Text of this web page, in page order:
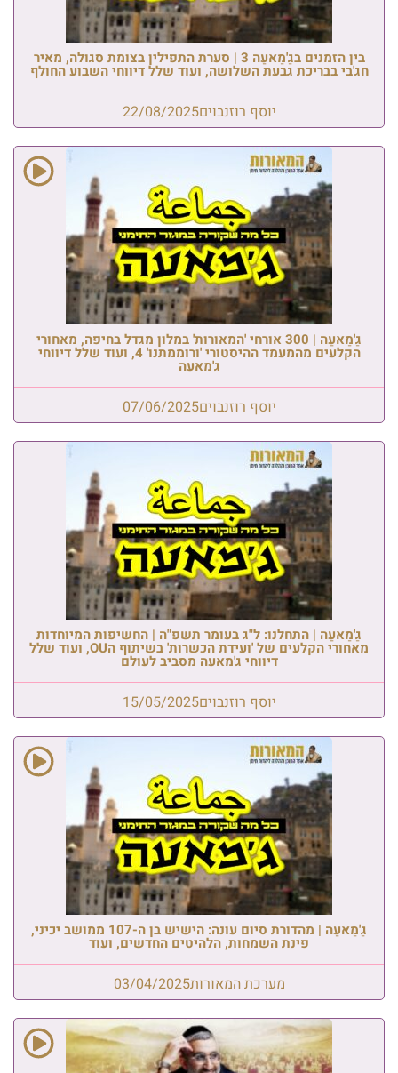
בין הזמנים בגַ'מַאעַה 3 | סערת התפילין בצומת סגולה, מאיר
חג'בי בבריכת גבעת השלושה, ועוד שלל דיווחי השבוע החולף
יוסף רוזנבוים22/08/2025
גַ'מַאעַה | 300 אורחי 'המאורות' במלון מגדל בחיפה, מאחורי
הקלעים מהמעמד ההיסטורי 'ורוממתנו' 4, ועוד שלל דיווחי
ג'מאעה
יוסף רוזנבוים07/06/2025
גַ'מַאעַה | התחלנו: ל"ג בעומר תשפ"ה | החשיפות המיוחדות
מאחורי הקלעים של 'ועידת הכשרות' בשיתוף הOU, ועוד שלל
דיווחי ג'מאעה מסביב לעולם
יוסף רוזנבוים15/05/2025
גַ'מַאעַה | מהדורת סיום עונה: הישיש בן ה-107 ממושב יכיני,
פינת השמחות, הלהיטים החדשים, ועוד
מערכת המאורות03/04/2025